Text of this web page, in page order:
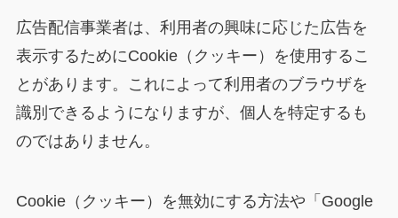
広告配信事業者は、利用者の興味に応じた広告を
表示するためにCookie（クッキー）を使用するこ
とがあります。これによって利用者のブラウザを
識別できるようになりますが、個人を特定するも
のではありません。
Cookie（クッキー）を無効にする方法や「Google